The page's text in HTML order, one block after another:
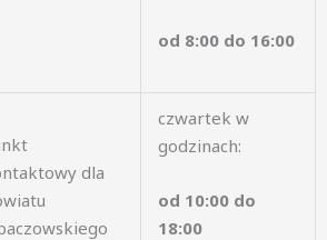
od 8:00 do 16:00
dla
czwartek w
godzinach:
od 10:00 do
18:00